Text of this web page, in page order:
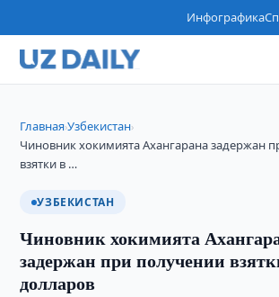
Инфографика
Главная›Узбекистан›
Чиновник хокимията Ахангарана задержан
взятки в …
УЗБЕКИСТАН
Чиновник хокимията
задержан при получении
долларов